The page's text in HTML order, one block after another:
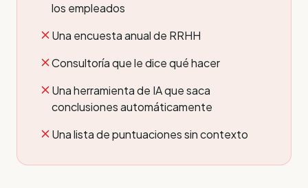
los empleados
Una encuesta anual de RRHH
Consultoría que le dice qué hacer
Una herramienta de IA que saca
conclusiones automáticamente
Una lista de puntuaciones sin contexto